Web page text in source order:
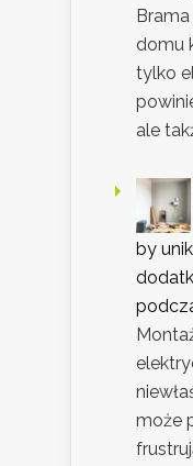
domu
tylko
ale
by
może